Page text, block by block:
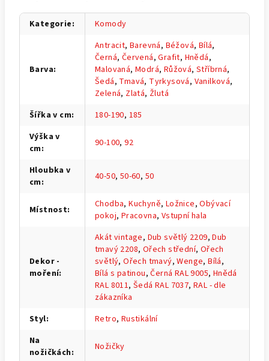
Kategorie: Komody
Barva:
Antracit,Barevná, Béžová, Bílá,
Černá, Červená,Grafit, Hnědá,
Malovaná,Modrá, Růžová,Stříbrná,
Šedá, Tmavá, Tyrkysová, Vanilková,
Zelená, Zlatá, Žlutá
Šířka v cm: 180-190, 185
Výška v
cm: 90-100,92
Hloubka v
cm: 40-50, 50-60, 50
Místnost: Chodba,Kuchyně, Ložnice,Obývací
pokoj, Pracovna, Vstupní hala
Dekor -
moření:
Akát vintage, Dub světlý 2209,Dub
tmavý 2208, Ořech střední, Ořech
světlý,Ořech tmavý,Wenge,Bílá,
Bílá s patinou,Černá RAL 9005, Hnědá
RAL 8011,Šedá RAL 7037,RAL - dle
zákazníka
Styl: Retro, Rustikální
Na
nožičkách: Nožičky